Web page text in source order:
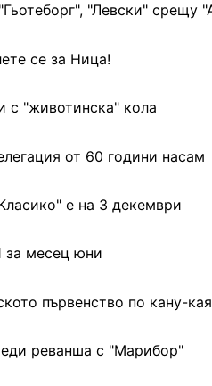
"Левски" срещу
се за Ница!
с "животинска" кола
от 60 години насам
е на 3 декември
за месец юни
първенство по кану-
реванша с "Марибор"